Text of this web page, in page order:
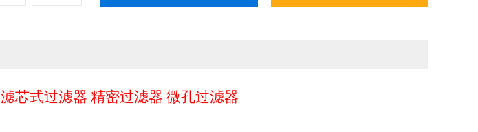
滤芯式过滤器 精密过滤器 微孔过滤器